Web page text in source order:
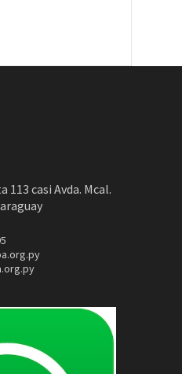
113 casi Avda. Mcal.